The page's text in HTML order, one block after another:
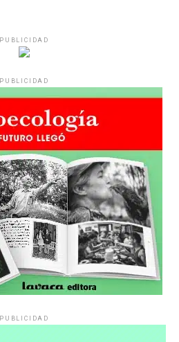
PUBLICIDAD
PUBLICIDAD
PUBLICIDAD